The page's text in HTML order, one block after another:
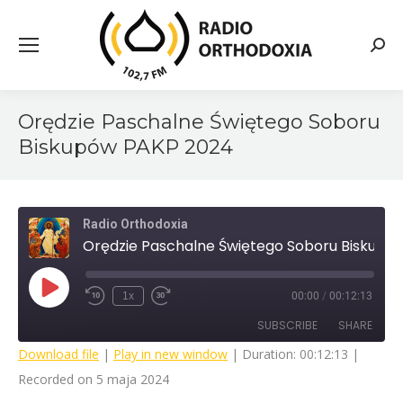
Orędzie Paschalne Świętego Soboru
Biskupów PAKP 2024
Radio Orthodoxia
Play
EpisodeRewind
1x
Fast
seconds
00:00 / 00:12:13
SUBSCRIBE SHARE
SHARE
Download file | Play in new window | Duration: 00:12:13 |
Recorded on 5 maja 2024